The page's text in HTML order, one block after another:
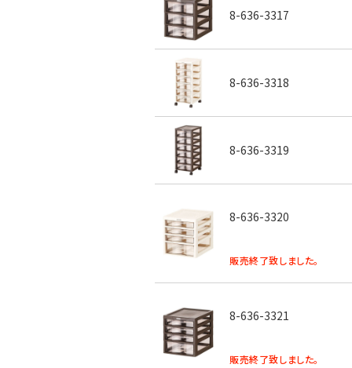
8-636-3317
8-636-3318
8-636-3319
8-636-3320
販売終了致しました。
8-636-3321
販売終了致しました。